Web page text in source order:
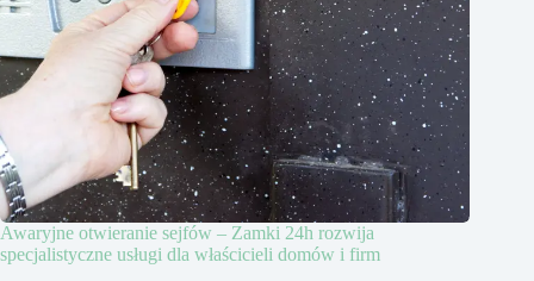
Awaryjne otwieranie sejfów – Zamki 24h rozwija
specjalistyczne usługi dla właścicieli domów i firm